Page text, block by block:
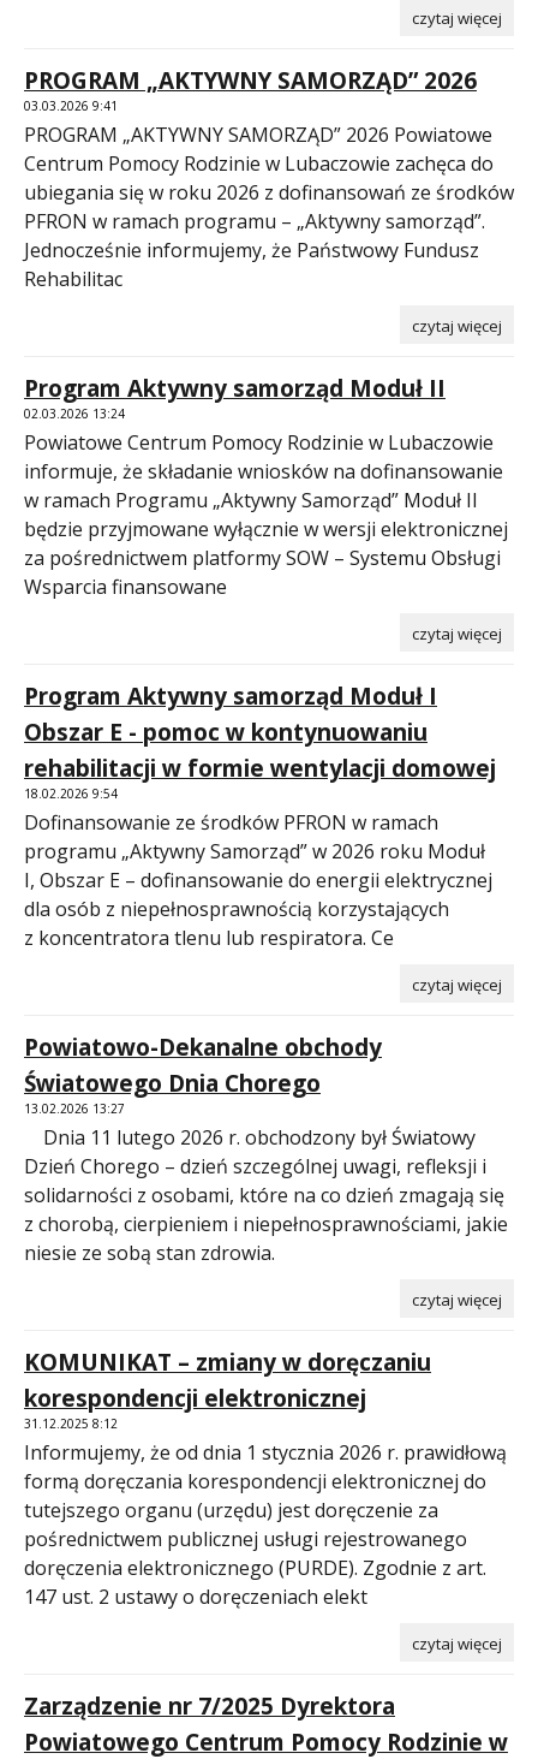
czytaj więcej
PROGRAM „AKTYWNY SAMORZĄD” 2026
03.03.2026 9:41
PROGRAM „AKTYWNY SAMORZĄD” 2026 Powiatowe
Centrum Pomocy Rodzinie w Lubaczowie zachęca do
ubiegania się w roku 2026 z dofinansowań ze środków
PFRON w ramach programu – „Aktywny samorząd”.
Jednocześnie informujemy, że Państwowy Fundusz
Rehabilitac
czytaj więcej
Program Aktywny samorząd Moduł II
02.03.2026 13:24
Powiatowe Centrum Pomocy Rodzinie w Lubaczowie
informuje, że składanie wniosków na dofinansowanie
w ramach Programu „Aktywny Samorząd” Moduł II
będzie przyjmowane wyłącznie w wersji elektronicznej
za pośrednictwem platformy SOW – Systemu Obsługi
Wsparcia finansowane
czytaj więcej
Program Aktywny samorząd Moduł I
Obszar E - pomoc w kontynuowaniu
rehabilitacji w formie wentylacji domowej
18.02.2026 9:54
Dofinansowanie ze środków PFRON w ramach
programu „Aktywny Samorząd” w 2026 roku Moduł
I, Obszar E – dofinansowanie do energii elektrycznej
dla osób z niepełnosprawnością korzystających
z koncentratora tlenu lub respiratora. Ce
czytaj więcej
Powiatowo-Dekanalne obchody
Światowego Dnia Chorego
13.02.2026 13:27
Dnia 11 lutego 2026 r. obchodzony był Światowy
Dzień Chorego – dzień szczególnej uwagi, refleksji i
solidarności z osobami, które na co dzień zmagają się
z chorobą, cierpieniem i niepełnosprawnościami, jakie
niesie ze sobą stan zdrowia.
czytaj więcej
KOMUNIKAT – zmiany w doręczaniu
korespondencji elektronicznej
31.12.2025 8:12
Informujemy, że od dnia 1 stycznia 2026 r. prawidłową
formą doręczania korespondencji elektronicznej do
tutejszego organu (urzędu) jest doręczenie za
pośrednictwem publicznej usługi rejestrowanego
doręczenia elektronicznego (PURDE). Zgodnie z art.
147 ust. 2 ustawy o doręczeniach elekt
czytaj więcej
Zarządzenie nr 7/2025 Dyrektora
Powiatowego Centrum Pomocy Rodzinie w